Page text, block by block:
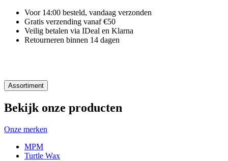
Voor 14:00 besteld, vandaag verzonden
Gratis verzending vanaf €50
Veilig betalen via IDeal en Klarna
Retourneren binnen 14 dagen
Assortiment
Bekijk onze producten
Onze merken
MPM
Turtle Wax